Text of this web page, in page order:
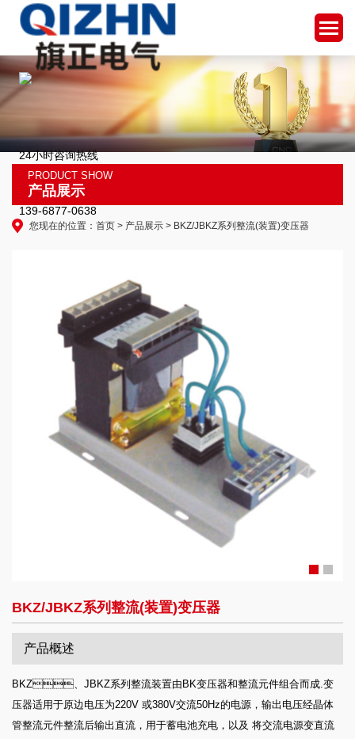
24小时咨询热线
139-6877-0638
PRODUCT SHOW
产品展示
您现在的位置： 首页 > 产品展示 > BKZ/JBKZ系列整流(装置)变压器
BKZ/JBKZ系列整流(装置)变压器
产品概述
BKZ、JBKZ系列整流装置由BK变压器和整流元件组合而成.变
压器适用于原边电压为220V 或380V交流50Hz的电源，输出电压经晶体
管整流元件整流后输出直流，用于蓄电池充电，以及 将交流电源变直流